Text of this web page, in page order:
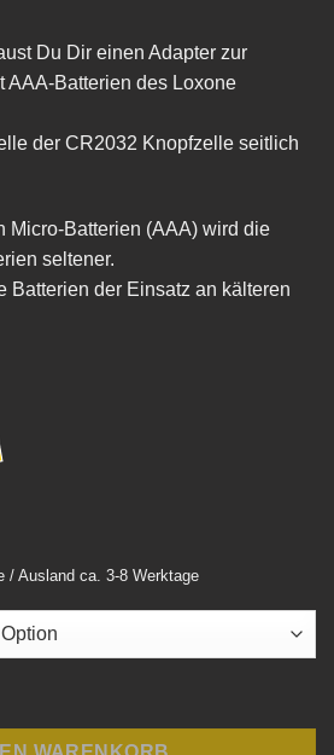
Du Dir einen Adapter zur
AAA-Batterien des Loxone
der CR2032 Knopfzelle seitlich
Micro-Batterien (AAA) wird die
seltener.
Batterien der Einsatz an kälteren
/ Ausland ca. 3-8 Werktage
(AAA) für Loxone Fensterkontakt Air